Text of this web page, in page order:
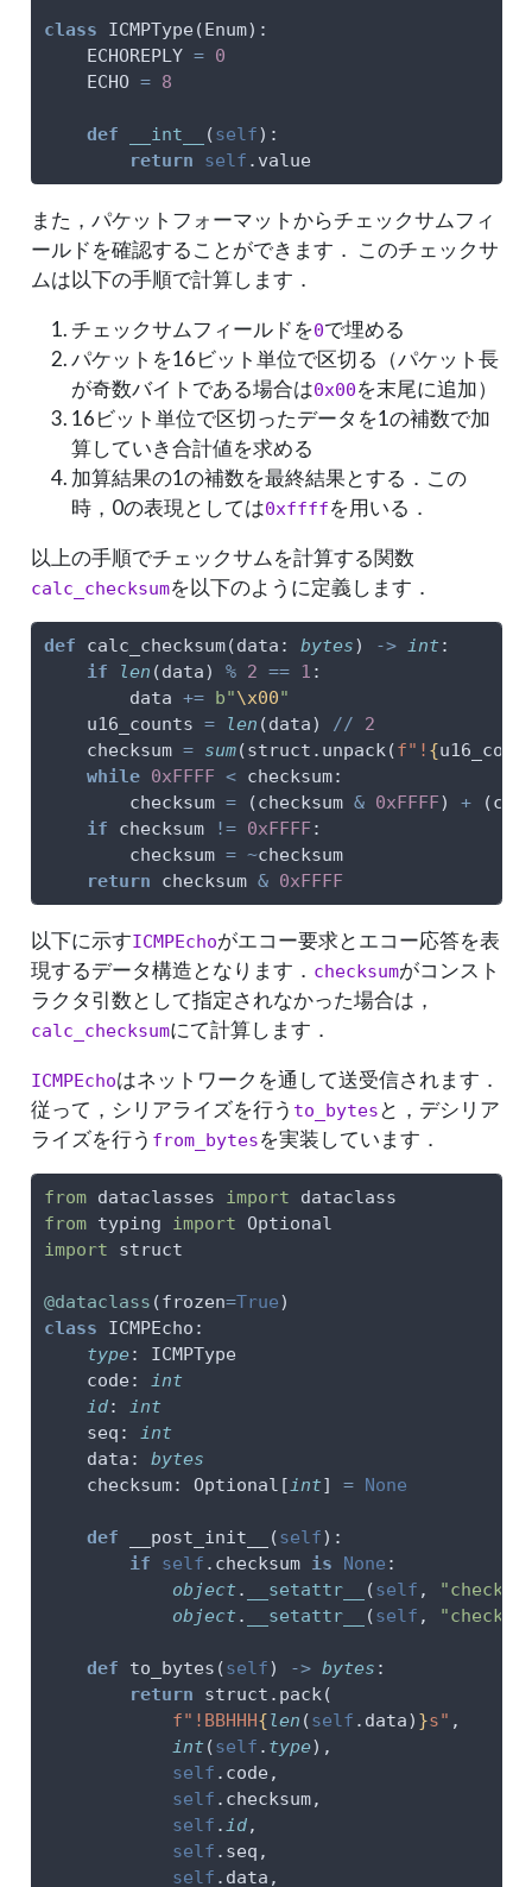
class ICMPType(Enum):
    ECHOREPLY
= 0
    ECHO
= 8
def __int__ (self):
return
self .value
また，パケットフォーマットからチェックサムフィ
ールドを確認することができます． このチェックサ
ムは以下の手順で計算します．
チェックサムフィールドを0で埋める
パケットを16ビット単位で区切る（パケット長
が奇数バイトである場合は0x00を末尾に追加）
16ビット単位で区切ったデータを1の補数で加
算していき合計値を求める
加算結果の1の補数を最終結果とする．この
時，0の表現としては0xffffを用いる．
以上の手順でチェックサムを計算する関数
calc_checksumを以下のように定義します．
def calc_checksum(data: bytes) -> int :
if
len (data) % 2 == 1 :
        data
+= b"\x00"
    u16_counts
= len (data) //
2
    checksum
= sum(struct.unpack(f"! {
while 0xFFFF < checksum:
        checksum
= (checksum & 0xFFFF) +
if checksum != 0xFFFF :
        checksum
= ~checksum
return checksum & 0xFFFF
以下に示すICMPEchoがエコー要求とエコー応答を表
現するデータ構造となります． checksumがコンスト
ラクタ引数として指定されなかった場合は，
calc_checksumにて計算します．
ICMPEchoはネットワークを通して送受信されます．
従って，シリアライズを行う to_bytes と，デシリア
ライズを行う from_bytesを実装しています．
from dataclasses import dataclass
from typing import Optional
import struct
@dataclass (frozen=True)
class ICMPEcho:
type: ICMPType
    code:
int
id: int
    seq:
int
    data:
bytes
    checksum: Optional[
int] = None
def __post_init__(self):
if
self .checksum is None :
object . __setattr__ (self ,
object . __setattr__ (self ,
def to_bytes(self) -> bytes :
return struct.pack(
f"!BBHHH{len (self .data) }s" ,
int (self . type),
self .code,
self .checksum,
self .id,
self .seq,
self .data,